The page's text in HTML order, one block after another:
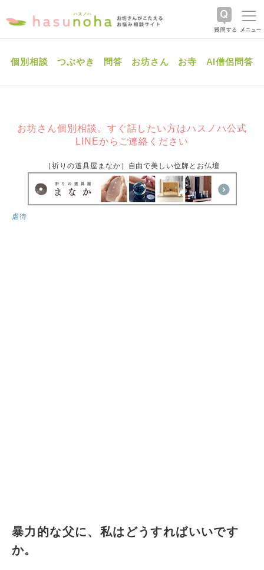
個別相談 つぶやき 問答 お坊さん お寺 AI僧侶問答
お坊さん個別相談。すぐ話したい方はハスノハ公式
LINEからご連絡ください
［祈りの道具屋まなか］自由で美しい位牌とお仏壇
虐待
暴力的な父に、私はどうすればいいです
か。